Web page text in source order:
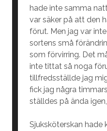
hade inte samma
var säker på att den
förut. Men jag var
sortens små
som förvirring. Det
inte tittat så noga
tillfredsställde jag
fick jag några
ställdes på ända
Sjuksköterskan